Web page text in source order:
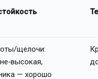
щелочи:
— хорошо